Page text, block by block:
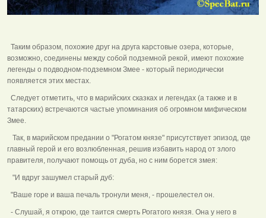
Таким образом, похожие друг на друга карстовые озера, которые,
возможно, соединены между собой подземной рекой, имеют похожие
легенды о подводном-подземном Змее - который периодически
появляется этих местах.
Следует отметить, что в марийских сказках и легендах (а также и в
татарских) встречаются частые упоминания об огромном мифическом
Змее.
Так, в марийском предании о "Рогатом князе" присутствует эпизод, где
главный герой и его возлюбленная, решив избавить народ от злого
правителя, получают помощь от дуба, но с ним борется змея:
"И вдруг зашумел старый дуб:
"Ваше горе и ваша печаль тронули меня, - прошелестел он.
- Слушай, я открою, где таится смерть Рогатого князя. Она у него в